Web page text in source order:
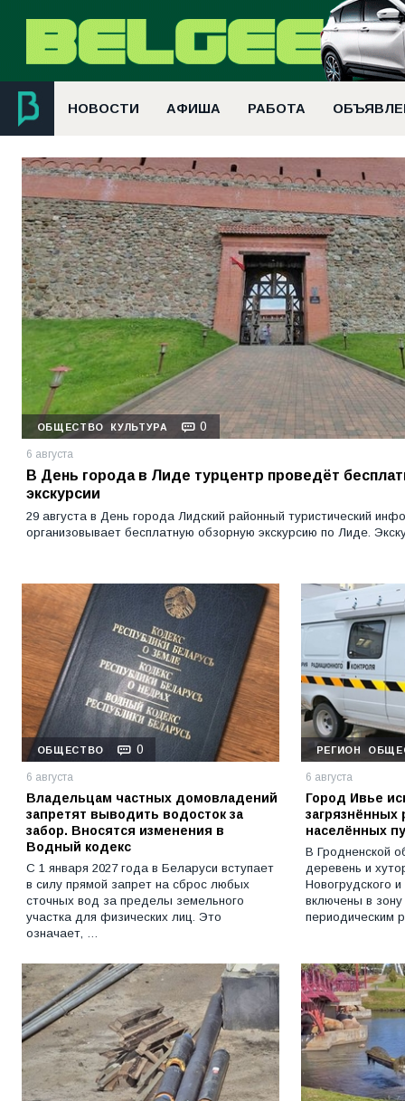
НОВОСТИ АФИША РАБОТА
ОБЩЕСТВО КУЛЬТУРА 0
6 августа
В День города в Лиде турцентр проведёт
экскурсии
29 августа в День города Лидский районный туристический
организовывает бесплатную обзорную экскурсию по Лиде.
ОБЩЕСТВО 0
6 августа
Владельцам частных домовладений
запретят выводить водосток за
забор. Вносятся изменения в
Водный кодекс
С 1 января 2027 года в Беларуси вступает
в силу прямой запрет на сброс любых
сточных вод за пределы земельного
участка для физических лиц. Это
означает, …
РЕГИОН
6 августа
Город Ивье
загрязнённых
населённых
В Гродненской
деревень и
Новогрудского
включены в
периодическим